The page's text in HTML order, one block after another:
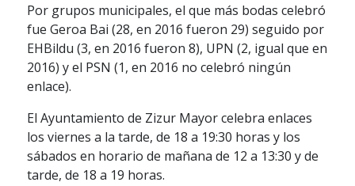
Por grupos municipales, el que más bodas celebró
fue Geroa Bai (28, en 2016 fueron 29) seguido por
EHBildu (3, en 2016 fueron 8), UPN (2, igual que en
2016) y el PSN (1, en 2016 no celebró ningún
enlace).
El Ayuntamiento de Zizur Mayor celebra enlaces
los viernes a la tarde, de 18 a 19:30 horas y los
sábados en horario de mañana de 12 a 13:30 y de
tarde, de 18 a 19 horas.